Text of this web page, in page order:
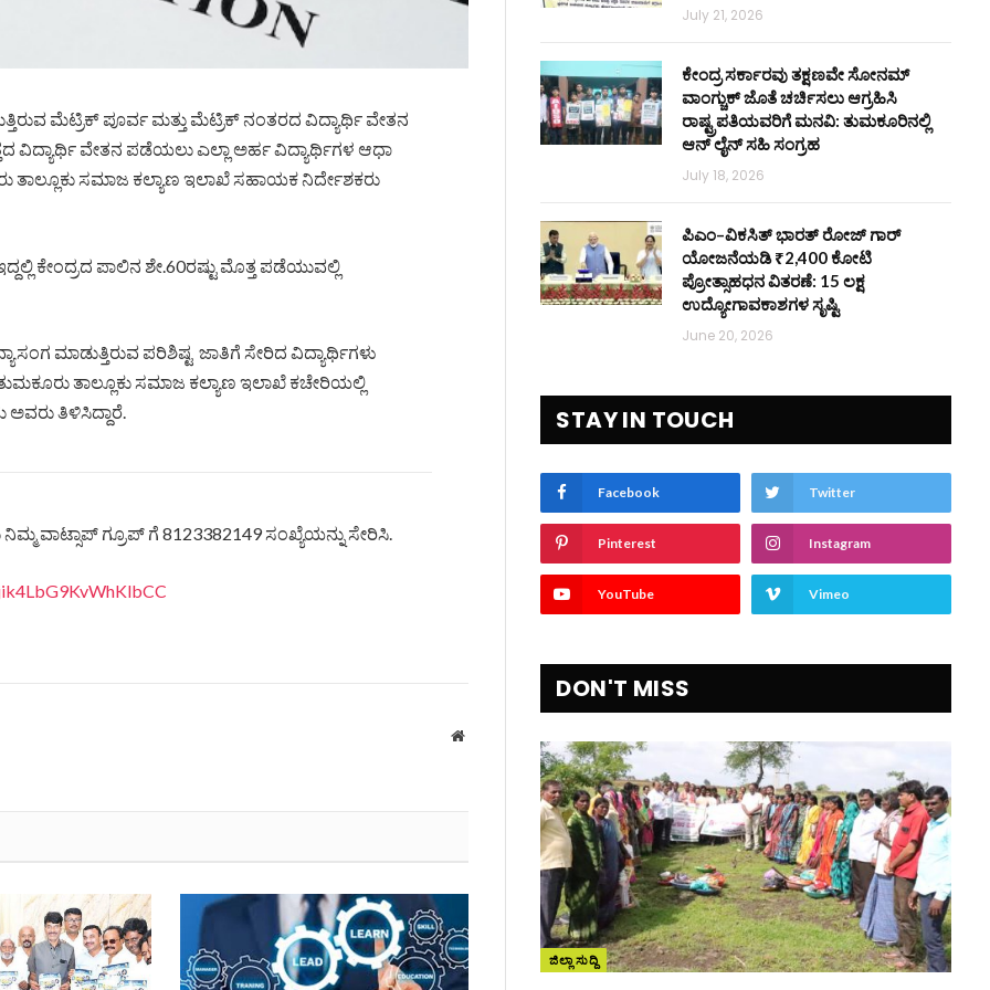
ಮೆಟ್ರಿಕ್ ಪೂರ್ವ ಮತ್ತು ಮೆಟ್ರಿಕ್ ನಂತರದ ವಿದ್ಯಾರ್ಥಿ ವೇತನ
ವಿದ್ಯಾರ್ಥಿ ವೇತನ ಪಡೆಯಲು ಎಲ್ಲಾ ಅರ್ಹ ವಿದ್ಯಾರ್ಥಿಗಳ ಆಧಾ‌
ಸಮಾಜ ಕಲ್ಯಾಣ ಇಲಾಖೆ ಸಹಾಯಕ ನಿರ್ದೇಶಕರು
ಕೇಂದ್ರದ ಪಾಲಿನ ಶೇ.60ರಷ್ಟು ಮೊತ್ತ ಪಡೆಯುವಲ್ಲಿ
ಮಾಡುತ್ತಿರುವ ಪರಿಶಿಷ್ಟ ಜಾತಿಗೆ ಸೇರಿದ ವಿದ್ಯಾರ್ಥಿಗಳು
ತಾಲ್ಲೂಕು ಸಮಾಜ ಕಲ್ಯಾಣ ಇಲಾಖೆ ಕಚೇರಿಯಲ್ಲಿ
ತಿಳಿಸಿದ್ದಾರೆ.
ವಾಟ್ಸಾಪ್ ಗ್ರೂಪ್ ಗೆ 8123382149 ಸಂಖ್ಯೆಯನ್ನು ಸೇರಿಸಿ.
Website
July 21, 2026
ಕೇಂದ್ರ ಸರ್ಕಾರವು ತಕ್ಷಣವೇ ಸೋನಮ್
ವಾಂಗ್ಚುಕ್ ಜೊತೆ ಚರ್ಚಿಸಲು ಆಗ್ರಹಿಸಿ
ರಾಷ್ಟ್ರಪತಿಯವರಿಗೆ ಮನವಿ: ತುಮಕೂರಿನಲ್ಲಿ
ಆನ್‌ ಲೈನ್ ಸಹಿ ಸಂಗ್ರಹ
July 18, 2026
ಪಿಎಂ–ವಿಕಸಿತ್ ಭಾರತ್ ರೋಜ್‌ ಗಾರ್
ಯೋಜನೆಯಡಿ ₹2,400 ಕೋಟಿ
ಪ್ರೋತ್ಸಾಹಧನ ವಿತರಣೆ: 15 ಲಕ್ಷ
ಉದ್ಯೋಗಾವಕಾಶಗಳ ಸೃಷ್ಟಿ
June 20, 2026
STAY IN TOUCH
Facebook Twitter
Pinterest Instagram
YouTube Vimeo
DON'T MISS
ಜಿಲ್ಲಾ ಸುದ್ದಿ